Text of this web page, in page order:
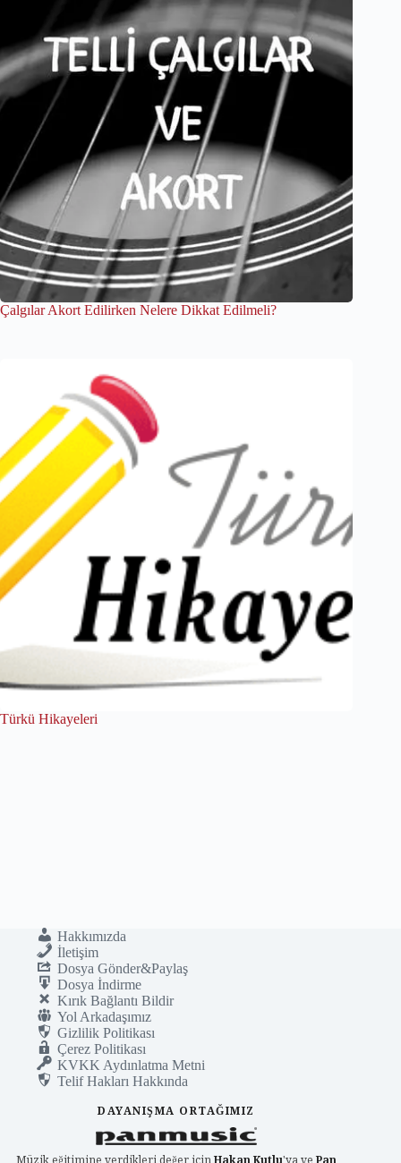
Çalgılar Akort Edilirken Nelere Dikkat Edilmeli?
Türkü Hikayeleri
Hakkımızda
İletişim
Dosya Gönder&Paylaş
Dosya İndirme
Kırık Bağlantı Bildir
Yol Arkadaşımız
Gizlilik Politikası
Çerez Politikası
KVKK Aydınlatma Metni
Telif Hakları Hakkında
DAYANIŞMA ORTAĞIMIZ
Müzik eğitimine verdikleri değer içinHakan Kutlu'ya vePan